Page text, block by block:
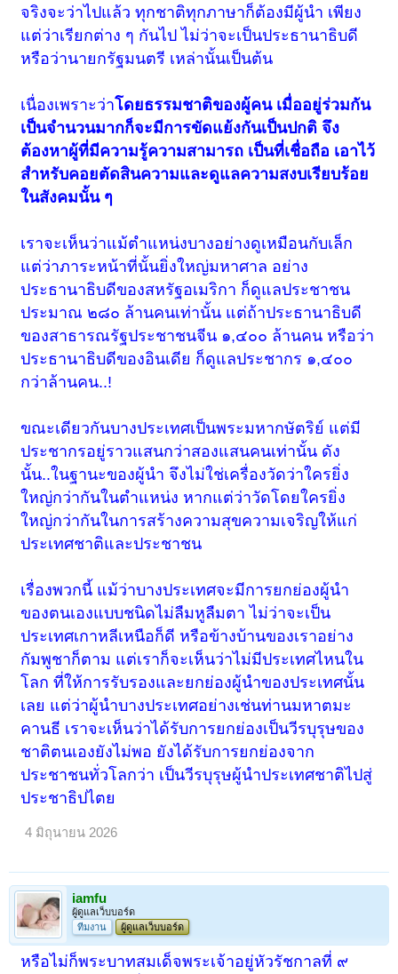
จริงจะว่าไปแล้ว ทุกชาติทุกภาษาก็ต้องมีผู้นำ เพียง
แต่ว่าเรียกต่าง ๆ กันไป ไม่ว่าจะเป็นประธานาธิบดี
หรือว่านายกรัฐมนตรี เหล่านั้นเป็นต้น
เนื่องเพราะว่าโดยธรรมชาติของผู้คน เมื่ออยู่ร่วมกัน
เป็นจำนวนมากก็จะมีการขัดแย้งกันเป็นปกติ จึง
ต้องหาผู้ที่มีความรู้ความสามารถ เป็นที่เชื่อถือ เอาไว้
สำหรับคอยตัดสินความและดูแลความสงบเรียบร้อย
ในสังคมนั้น ๆ
เราจะเห็นว่าแม้ตำแหน่งบางอย่างดูเหมือนกับเล็ก
แต่ว่าภาระหน้าที่นั้นยิ่งใหญ่มหาศาล อย่าง
ประธานาธิบดีของสหรัฐอเมริกา ก็ดูแลประชาชน
ประมาณ ๒๘๐ ล้านคนเท่านั้น แต่ถ้าประธานาธิบดี
ของสาธารณรัฐประชาชนจีน ๑,๔๐๐ ล้านคน หรือว่า
ประธานาธิบดีของอินเดีย ก็ดูแลประชากร ๑,๔๐๐
กว่าล้านคน..!
ขณะเดียวกันบางประเทศเป็นพระมหากษัตริย์ แต่มี
ประชากรอยู่ราวแสนกว่าสองแสนคนเท่านั้น ดัง
นั้น..ในฐานะของผู้นำ จึงไม่ใช่เครื่องวัดว่าใครยิ่ง
ใหญ่กว่ากันในตำแหน่ง หากแต่ว่าวัดโดยใครยิ่ง
ใหญ่กว่ากันในการสร้างความสุขความเจริญให้แก่
ประเทศชาติและประชาชน
เรื่องพวกนี้ แม้ว่าบางประเทศจะมีการยกย่องผู้นำ
ของตนเองแบบชนิดไม่ลืมหูลืมตา ไม่ว่าจะเป็น
ประเทศเกาหลีเหนือก็ดี หรือข้างบ้านของเราอย่าง
กัมพูชาก็ตาม แต่เราก็จะเห็นว่าไม่มีประเทศไหนใน
โลก ที่ให้การรับรองและยกย่องผู้นำของประเทศนั้น
เลย แต่ว่าผู้นำบางประเทศอย่างเช่นท่านมหาตมะ
คานธี เราจะเห็นว่าได้รับการยกย่องเป็นวีรบุรุษของ
ชาติตนเองยังไม่พอ ยังได้รับการยกย่องจาก
ประชาชนทั่วโลกว่า เป็นวีรบุรุษผู้นำประเทศชาติไปสู่
ประชาธิปไตย
4 มิถุนายน 2026
iamfu
ผู้ดูแลเว็บบอร์ด
ทีมงาน
ผู้ดูแลเว็บบอร์ด
หรือไม่ก็พระบาทสมเด็จพระเจ้าอยู่หัวรัชกาลที่ ๙